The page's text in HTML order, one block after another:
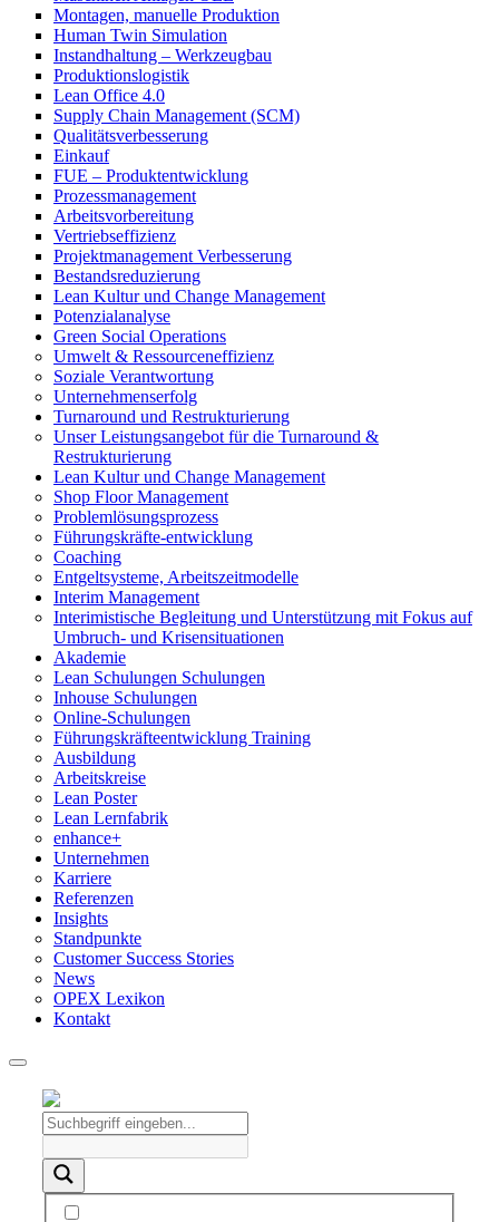
Montagen, manuelle Produktion
Human Twin Simulation
Instandhaltung – Werkzeugbau
Produktionslogistik
Lean Office 4.0
Supply Chain Management (SCM)
Qualitätsverbesserung
Einkauf
FUE – Produktentwicklung
Prozessmanagement
Arbeitsvorbereitung
Vertriebseffizienz
Projektmanagement Verbesserung
Bestandsreduzierung
Lean Kultur und Change Management
Potenzialanalyse
Green Social Operations
Umwelt & Ressourceneffizienz
Soziale Verantwortung
Unternehmenserfolg
Turnaround und Restrukturierung
Unser Leistungsangebot für die Turnaround &
Restrukturierung
Lean Kultur und Change Management
Shop Floor Management
Problemlösungsprozess
Führungskräfte-entwicklung
Coaching
Entgeltsysteme, Arbeitszeitmodelle
Interim Management
Interimistische Begleitung und Unterstützung mit Fokus auf
Umbruch- und Krisensituationen
Akademie
Lean Schulungen Schulungen
Inhouse Schulungen
Online-Schulungen
Führungskräfteentwicklung Training
Ausbildung
Arbeitskreise
Lean Poster
Lean Lernfabrik
enhance+
Unternehmen
Karriere
Referenzen
Insights
Standpunkte
Customer Success Stories
News
OPEX Lexikon
Kontakt